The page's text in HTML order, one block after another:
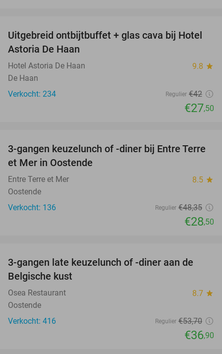
35%
Uitgebreid ontbijtbuffet + glas cava bij Hotel
Astoria De Haan
Hotel Astoria De Haan 9.8 star
De Haan
Verkocht: 234
Regulier €42
€27,50
41%
3-gangen keuzelunch of -diner bij Entre Terre
et Mer in Oostende
Entre Terre et Mer 8.5 star
Oostende
Verkocht: 136
Regulier €48,35
€28,50
31%
3-gangen late keuzelunch of -diner aan de
Belgische kust
Osea Restaurant 8.7 star
Oostende
Verkocht: 416
Regulier €53,70
€36,90